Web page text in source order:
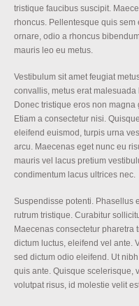
tristique faucibus suscipit.
rhoncus. Pellentesque quis
ornare, odio a rhoncus
mauris leo eu metus.
Vestibulum sit amet feugiat
convallis, metus erat malesuada
Donec tristique eros non
Etiam a consectetur nisi.
eleifend euismod, turpis urna
arcu. Maecenas eget nunc eu
mauris vel lacus pretium
condimentum lacus ultrices nec.
Suspendisse potenti. Phasellus
rutrum tristique. Curabitur
Maecenas consectetur pharetra
dictum luctus, eleifend vel ante.
sed dictum odio eleifend. Ut
quis ante. Quisque scelerisque,
volutpat risus, id molestie velit